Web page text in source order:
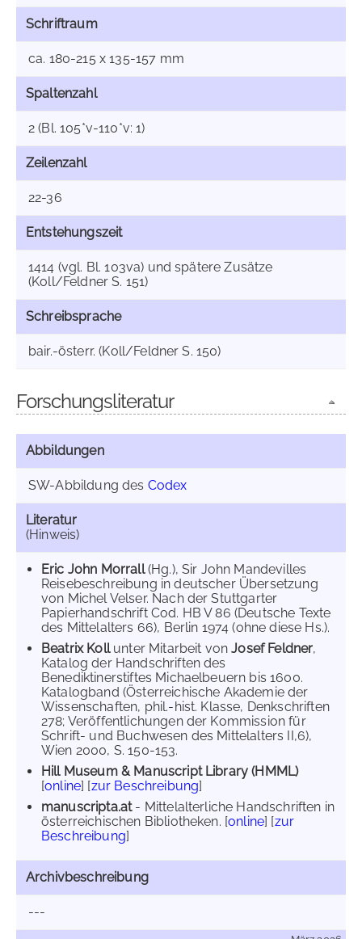
Schriftraum
ca. 180-215 x 135-157 mm
Spaltenzahl
2 (Bl. 105*v-110*v: 1)
Zeilenzahl
22-36
Entstehungszeit
1414 (vgl. Bl. 103va) und spätere Zusätze
(Koll/Feldner S. 151)
Schreibsprache
bair.-österr. (Koll/Feldner S. 150)
Forschungsliteratur
Abbildungen
SW-Abbildung des Codex
Literatur
(Hinweis)
Eric John Morrall(Hg.), Sir John Mandevilles
Reisebeschreibung in deutscher Übersetzung
von Michel Velser. Nach der Stuttgarter
Papierhandschrift Cod. HB V 86 (Deutsche Texte
des Mittelalters 66), Berlin 1974 (ohne diese Hs.).
Beatrix Kollunter Mitarbeit vonJosef Feldner,
Katalog der Handschriften des
Benediktinerstiftes Michaelbeuern bis 1600.
Katalogband (Österreichische Akademie der
Wissenschaften, phil.-hist. Klasse, Denkschriften
278; Veröffentlichungen der Kommission für
Schrift- und Buchwesen des Mittelalters II,6),
Wien 2000, S. 150-153.
Hill Museum & Manuscript Library (HMML)
[online] [zur Beschreibung]
manuscripta.at- Mittelalterliche Handschriften in
österreichischen Bibliotheken. [online] [zur
Beschreibung]
Archivbeschreibung
---